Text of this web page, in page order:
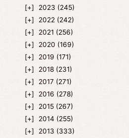
2023 (245)
2022 (242)
2021 (256)
2020 (169)
2019 (171)
2018 (231)
2017 (271)
2016 (278)
2015 (267)
2014 (255)
2013 (333)